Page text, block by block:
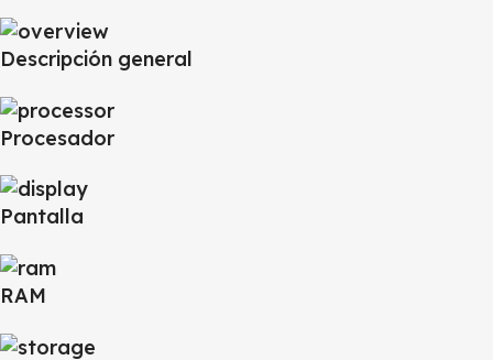
Descripción general
Procesador
Pantalla
RAM